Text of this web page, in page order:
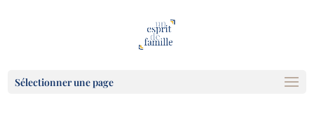
Sélectionner une page